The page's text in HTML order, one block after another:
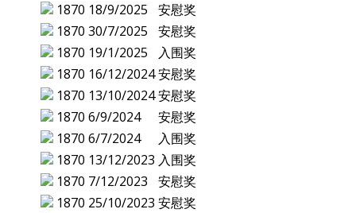
1870 18/9/2025
安慰奖
1870 30/7/2025
安慰奖
1870 19/1/2025
入围奖
1870 16/12/2024安慰奖
1870 13/10/2024安慰奖
1870 6/9/2024
安慰奖
1870 6/7/2024
入围奖
1870 13/12/2023 入围奖
1870 7/12/2023
安慰奖
1870 25/10/2023 安慰奖